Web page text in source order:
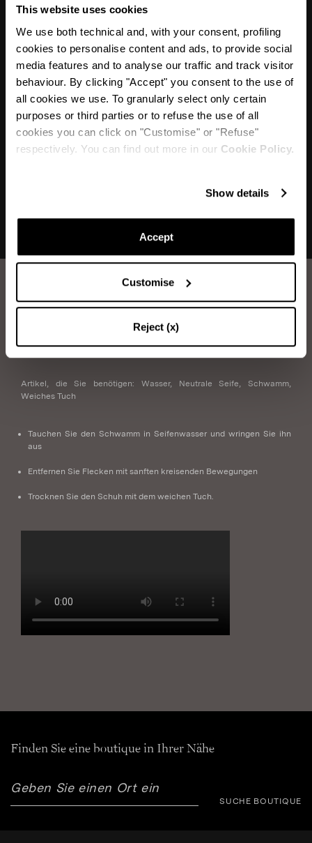
This website uses cookies
We use both technical and, with your consent, profiling
cookies to personalise content and ads, to provide social
media features and to analyse our traffic and track visitor
behaviour. By clicking "Accept" you consent to the use of
all cookies we use. To granularly select only certain
purposes or third parties or to refuse the use of all
cookies you can click on "Customise" or "Refuse"
respectively. You can find out more in our Cookie Policy.
Show details
Accept
Customise
Reject (x)
„Die Twist Sandale ist äußerst raffiniert und
lässt jede Frau sich verlieben. Sie bestehen aus
weichem Nappaleder und verbergen eine
doppelte Innenpolsterung, die zusätzlichen
Komfort bietet. Sie werden zu Ihren
unverzichtbaren Sandalen, die Sie bei jeder
Gelegenheit tragen können.“
So pflegen Sie Ihre Aquazzura-Schuhe.
LEDERWASCHEN
Artikel, die Sie benötigen: Wasser, Neutrale Seife, Schwamm,
Weiches Tuch
Tauchen Sie den Schwamm in Seifenwasser und wringen Sie ihn
aus
Entfernen Sie Flecken mit sanften kreisenden Bewegungen
Trocknen Sie den Schuh mit dem weichen Tuch.
Finden Sie eine boutique in Ihrer Nähe
SUCHE BOUTIQUE